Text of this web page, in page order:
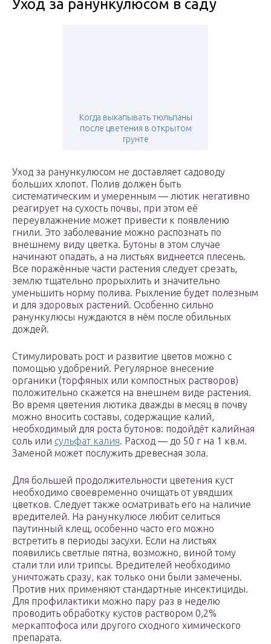
Уход за ранункулюсом в саду
Когда выкапывать тюльпаны
после цветения в открытом
грунте
Уход за ранункулюсом не доставляет садоводу
больших хлопот. Полив должен быть
систематическим и умеренным — лютик негативно
реагирует на сухость почвы, при этом её
переувлажнение может привести к появлению
гнили. Это заболевание можно распознать по
внешнему виду цветка. Бутоны в этом случае
начинают опадать, а на листьях виднеется плесень.
Все поражённые части растения следует срезать,
землю тщательно прорыхлить и значительно
уменьшить норму полива. Рыхление будет полезным
и для здоровых растений. Особенно сильно
ранункулюсы нуждаются в нём после обильных
дождей.
Стимулировать рост и развитие цветов можно с
помощью удобрений. Регулярное внесение
органики (торфяных или компостных растворов)
положительно скажется на внешнем виде растения.
Во время цветения лютика дважды в месяц в почву
можно вносить составы, содержащие калий,
необходимый для роста бутонов: подойдёт калийная
соль или сульфат калия. Расход — до 50 г на 1 кв.м.
Заменой может послужить древесная зола.
Для большей продолжительности цветения куст
необходимо своевременно очищать от увядших
цветков. Следует также осматривать его на наличие
вредителей. На ранункулюсе любит селиться
паутинный клещ, особенно часто его можно
встретить в периоды засухи. Если на листьях
появились светлые пятна, возможно, виной тому
стали тли или трипсы. Вредителей необходимо
уничтожать сразу, как только они были замечены.
Против них применяют стандартные инсектициды.
Для профилактики можно пару раз в неделю
проводить обработку кустов раствором 0,2%
меркаптофоса или другого сходного химического
препарата.